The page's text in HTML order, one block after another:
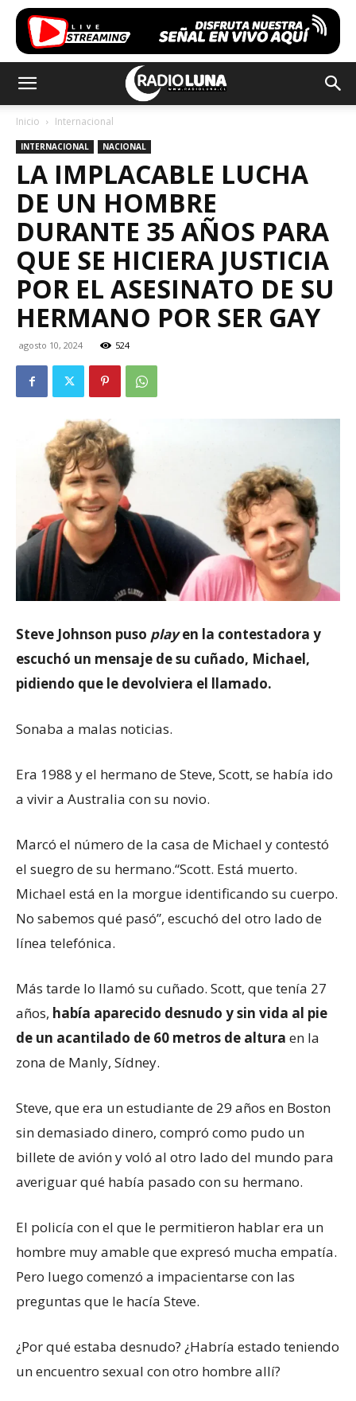
Inicio Internacional
INTERNACIONAL NACIONAL
LA IMPLACABLE LUCHA
DE UN HOMBRE
DURANTE 35 AÑOS PARA
QUE SE HICIERA JUSTICIA
POR EL ASESINATO DE SU
HERMANO POR SER GAY
agosto 10, 2024 524
Steve Johnson puso playen la contestadora y
escuchó un mensaje de su cuñado, Michael,
pidiendo que le devolviera el llamado.
Sonaba a malas noticias.
Era 1988 y el hermano de Steve, Scott, se había ido
a vivir a Australia con su novio.
Marcó el número de la casa de Michael y contestó
el suegro de su hermano.“Scott. Está muerto.
Michael está en la morgue identificando su cuerpo.
No sabemos qué pasó”, escuchó del otro lado de
línea telefónica.
Más tarde lo llamó su cuñado. Scott, que tenía 27
años, había aparecido desnudo y sin vida al pie
de un acantilado de 60 metros de altura en la
zona de Manly, Sídney.
Steve, que era un estudiante de 29 años en Boston
sin demasiado dinero, compró como pudo un
billete de avión y voló al otro lado del mundo para
averiguar qué había pasado con su hermano.
El policía con el que le permitieron hablar era un
hombre muy amable que expresó mucha empatía.
Pero luego comenzó a impacientarse con las
preguntas que le hacía Steve.
¿Por qué estaba desnudo? ¿Habría estado teniendo
un encuentro sexual con otro hombre allí?